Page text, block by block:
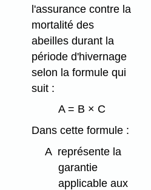
l'assurance contre la
mortalité des
abeilles durant la
période d'hivernage
selon la formule qui
suit :
A = B × C
Dans cette formule :
A représente la
garantie
applicable aux